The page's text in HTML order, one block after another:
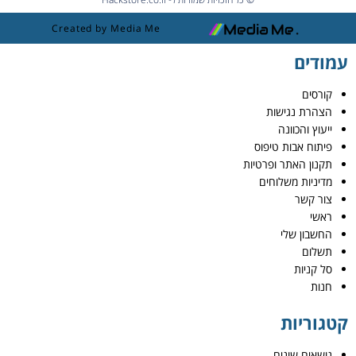
Created by Media Me
עמודים
קורסים
הצהרת נגישות
ייעוץ והכוונה
פיתוח אבות טיפוס
תקנון האתר ופרטיות
מדיניות משלוחים
צור קשר
ראשי
החשבון שלי
תשלום
סל קניות
חנות
קטגוריות